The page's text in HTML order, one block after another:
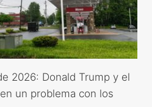
2026: Donald Trump y el
un problema con los